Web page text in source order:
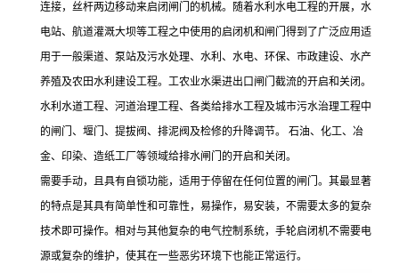
连接，丝杆两边移动来启闭闸门的机械。随着水利水电工程的开展，水
电站、航道灌溉大坝等工程之中使用的启闭机和闸门得到了广泛应用适
用于一般渠道、泵站及污水处理、水利、水电、环保、市政建设、水产
养殖及农田水利建设工程。 工农业水渠进出口闸门截流的开启和关闭。
水利水道工程、河道治理工程、各类给排水工程及城市污水治理工程中
的闸门、堰门、提拔阀、排泥阀及检修的升降调节。
石油、化工、冶
金、印染、造纸工厂等领域给排水闸门的开启和关闭。
需要手动，且具有自锁功能，适用于停留在任何位置的闸门。 其最显著
的特点是其具有简单性和可靠性，易操作，易安装，不需要太多的复杂
技术即可操作。相对与其他复杂的电气控制系统，手轮启闭机不需要电
源或复杂的维护，使其在一些恶劣环境下也能正常运行。